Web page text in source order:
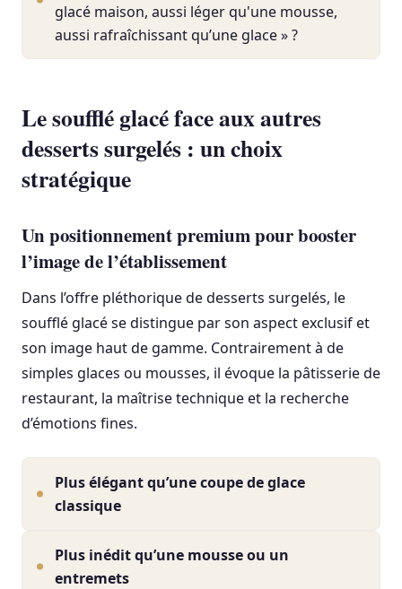
glacé maison, aussi léger qu'une mousse,
aussi rafraîchissant qu’une glace » ?
Le soufflé glacé face aux autres
desserts surgelés : un choix
stratégique
Un positionnement premium pour booster
l’image de l’établissement
Dans l’offre pléthorique de desserts surgelés, le
soufflé glacé se distingue par son aspect exclusif et
son image haut de gamme. Contrairement à de
simples glaces ou mousses, il évoque la pâtisserie de
restaurant, la maîtrise technique et la recherche
d’émotions fines.
Plus élégant qu’une coupe de glace
classique
Plus inédit qu’une mousse ou un
entremets